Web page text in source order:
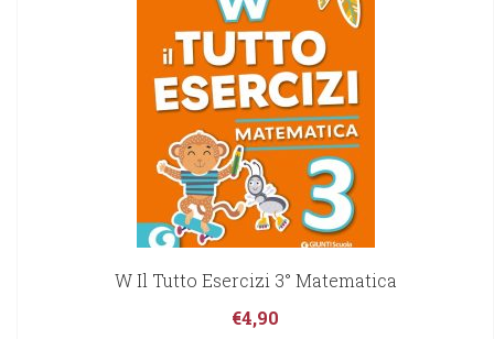
W Il Tutto Esercizi 3° Matematica
€4,90